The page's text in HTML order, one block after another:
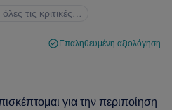
όλες τις κριτικές…
Επαληθευμένη αξιολόγηση
για την περιποίηση